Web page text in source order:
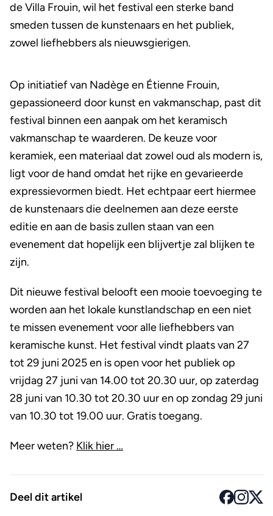
de Villa Frouin, wil het festival een sterke band
smeden tussen de kunstenaars en het publiek,
zowel liefhebbers als nieuwsgierigen.
Op initiatief van Nadège en Étienne Frouin,
gepassioneerd door kunst en vakmanschap, past dit
festival binnen een aanpak om het keramisch
vakmanschap te waarderen. De keuze voor
keramiek, een materiaal dat zowel oud als modern is,
ligt voor de hand omdat het rijke en gevarieerde
expressievormen biedt. Het echtpaar eert hiermee
de kunstenaars die deelnemen aan deze eerste
editie en aan de basis zullen staan van een
evenement dat hopelijk een blijvertje zal blijken te
zijn.
Dit nieuwe festival belooft een mooie toevoeging te
worden aan het lokale kunstlandschap en een niet
te missen evenement voor alle liefhebbers van
keramische kunst. Het festival vindt plaats van 27
tot 29 juni 2025 en is open voor het publiek op
vrijdag 27 juni van 14.00 tot 20.30 uur, op zaterdag
28 juni van 10.30 tot 20.30 uur en op zondag 29 juni
van 10.30 tot 19.00 uur. Gratis toegang.
Meer weten? Klik hier …
Deel dit artikel